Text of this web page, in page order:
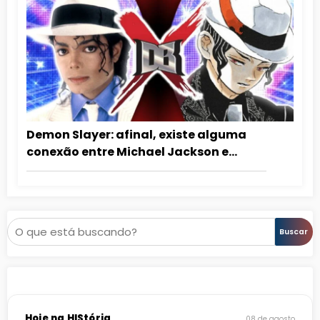
Demon Slayer: afinal, existe alguma
conexão entre Michael Jackson e
Muzan?
Pesquisar Buscar